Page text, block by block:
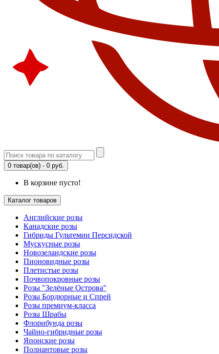
0 товар(ов) - 0 руб.
В корзине пусто!
Каталог товаров
Английские розы
Канадские розы
Гибриды Гультемии Персидской
Мускусные розы
Новозеландские розы
Пионовидные розы
Плетистые розы
Почвопокровные розы
Розы "Зелёные Острова"
Розы Бордюрные и Спрей
Розы премиум-класса
Розы Шрабы
Флорибунда розы
Чайно-гибридные розы
Японские розы
Полиантовые розы